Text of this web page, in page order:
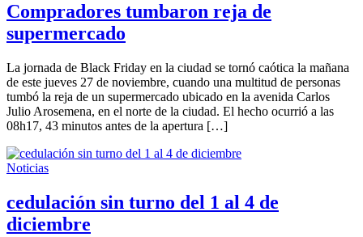
Compradores tumbaron reja de
supermercado
La jornada de Black Friday en la ciudad se tornó caótica la mañana
de este jueves 27 de noviembre, cuando una multitud de personas
tumbó la reja de un supermercado ubicado en la avenida Carlos
Julio Arosemena, en el norte de la ciudad. El hecho ocurrió a las
08h17, 43 minutos antes de la apertura […]
Noticias
cedulación sin turno del 1 al 4 de
diciembre